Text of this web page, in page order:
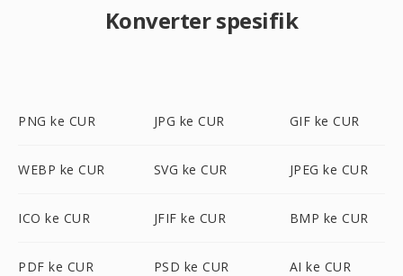
Konverter spesifik
PNG ke CUR JPG ke CUR GIF ke CUR
WEBP ke CUR SVG ke CUR JPEG ke CUR
ICO ke CUR JFIF ke CUR BMP ke CUR
PDF ke CUR PSD ke CUR AI ke CUR